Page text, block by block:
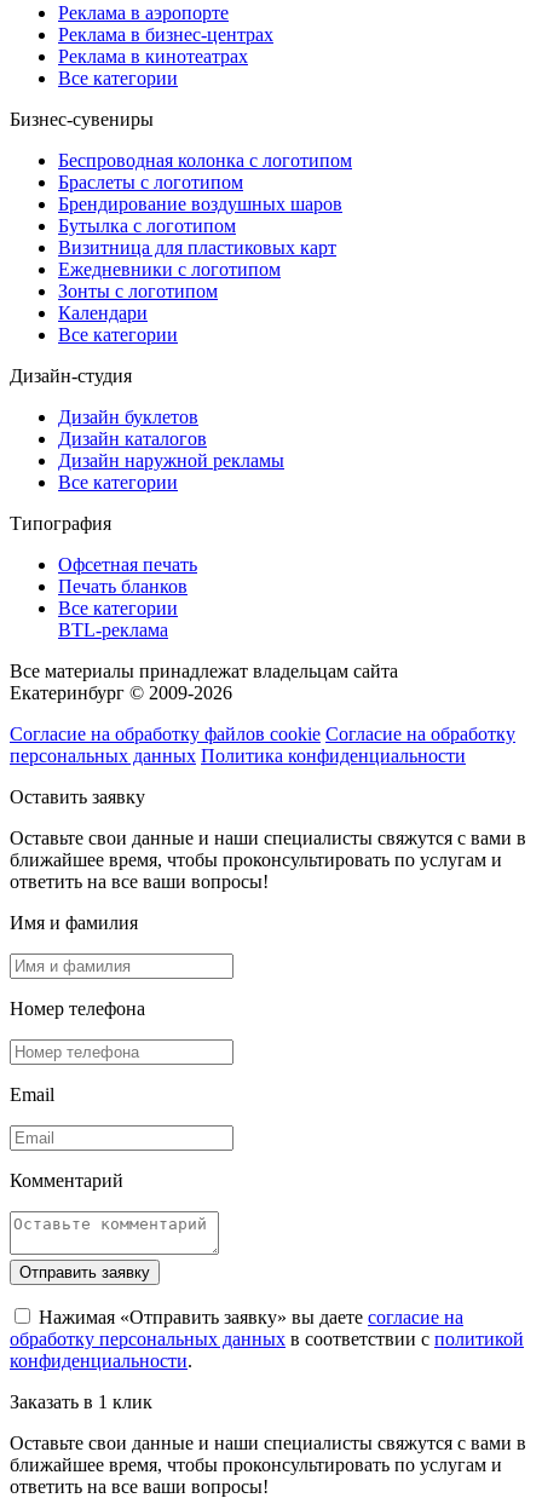
Реклама в аэропорте
Реклама в бизнес-центрах
Реклама в кинотеатрах
Все категории
Бизнес-сувениры
Беспроводная колонка с логотипом
Браслеты с логотипом
Брендирование воздушных шаров
Бутылка с логотипом
Визитница для пластиковых карт
Ежедневники с логотипом
Зонты с логотипом
Календари
Все категории
Дизайн-студия
Дизайн буклетов
Дизайн каталогов
Дизайн наружной рекламы
Все категории
Типография
Офсетная печать
Печать бланков
Все категории
BTL-реклама
Все материалы принадлежат владельцам сайта
Екатеринбург © 2009-2026
Согласие на обработку файлов cookie Согласие на обработку
персональных данных Политика конфиденциальности
Оставить заявку
Оставьте свои данные и наши специалисты свяжутся с вами в
ближайшее время, чтобы проконсультировать по услугам и
ответить на все ваши вопросы!
Имя и фамилия
Номер телефона
Email
Комментарий
Отправить заявку
Нажимая «Отправить заявку» вы даете согласие на
обработку персональных данных в соответствии с политикой
конфиденциальности.
Заказать в 1 клик
Оставьте свои данные и наши специалисты свяжутся с вами в
ближайшее время, чтобы проконсультировать по услугам и
ответить на все ваши вопросы!